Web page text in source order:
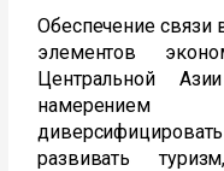
Обеспечение связи
элементов
Центральной
намерением
развивать